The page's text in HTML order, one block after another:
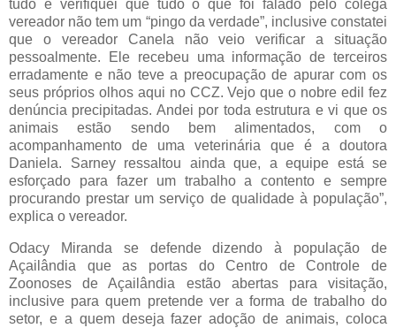
tudo e verifiquei que tudo o que foi falado pelo colega
vereador não tem um “pingo da verdade”, inclusive constatei
que o vereador Canela não veio verificar a situação
pessoalmente. Ele recebeu uma informação de terceiros
erradamente e não teve a preocupação de apurar com os
seus próprios olhos aqui no CCZ. Vejo que o nobre edil fez
denúncia precipitadas. Andei por toda estrutura e vi que os
animais estão sendo bem alimentados, com o
acompanhamento de uma veterinária que é a doutora
Daniela. Sarney ressaltou ainda que, a equipe está se
esforçado para fazer um trabalho a contento e sempre
procurando prestar um serviço de qualidade à população”,
explica o vereador.
Odacy Miranda se defende dizendo à população de
Açailândia que as portas do Centro de Controle de
Zoonoses de Açailândia estão abertas para visitação,
inclusive para quem pretende ver a forma de trabalho do
setor, e a quem deseja fazer adoção de animais, coloca